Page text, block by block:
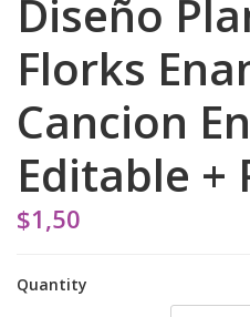
Diseño
Florks
Cancion
Editable +
$1,50
Quantity